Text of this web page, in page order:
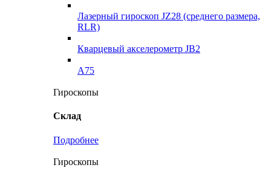
Лазерный гироскоп JZ28 (среднего размера,
RLR)
Кварцевый акселерометр JB2
A75
Гироскопы
Склад
Подробнее
Гироскопы